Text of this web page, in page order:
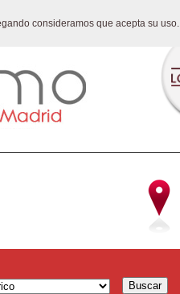
consideramos que acepta su uso.